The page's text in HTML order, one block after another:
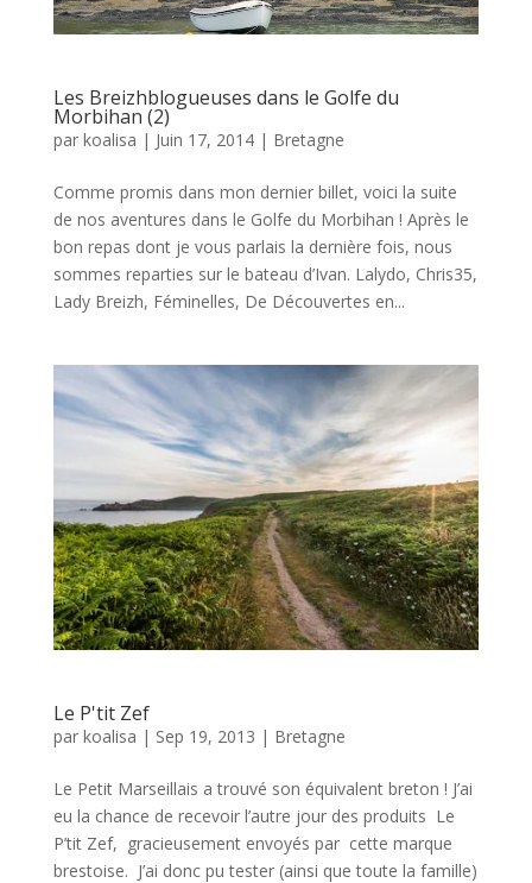
Les Breizhblogueuses dans le Golfe du
Morbihan (2)
par koalisa | Juin 17, 2014| Bretagne
Comme promis dans mon dernier billet, voici la suite
de nos aventures dans le Golfe du Morbihan ! Après le
bon repas dont je vous parlais la dernière fois, nous
sommes reparties sur le bateau d’Ivan. Lalydo, Chris35,
Lady Breizh, Féminelles, De Découvertes en...
Le P'tit Zef
par koalisa | Sep 19, 2013 | Bretagne
Le Petit Marseillais a trouvé son équivalent breton ! J’ai
eu la chance de recevoir l’autre jour des produits Le
P’tit Zef, gracieusement envoyés par cette marque
brestoise. J’ai donc pu tester (ainsi que toute la famille)